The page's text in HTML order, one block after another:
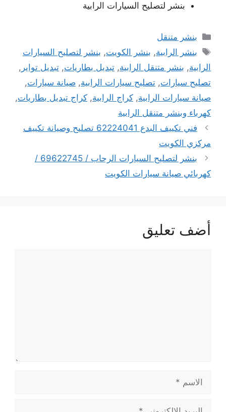
بنشر لتصليح السيارات الرابية
التصنيفات
بنشر متنقل
الوسوم
بنشر الرابية, بنشر الكويت, بنشر لتصليح السيارات
الرابية, بنشر متنقل الرابية, تبديل بطاريات, تبديل تواير ,
تصليح سيارات, تصليح سيارات الرابية, صيانة سيارات,
صيانة سيارات الرابية, كراج الرابية, كراج تبديل بطاريات,
كهرباء وبنشر متنقل الرابية
فني تكييف البدع 62224041 تصليح وصيانة تكييف
مركزي الكويت
بنشر لتصليح السيارات الرحاب / 69622745 /
كهربائي صيانة سيارات الكويت
أضف تعليق
الاسم
البريد